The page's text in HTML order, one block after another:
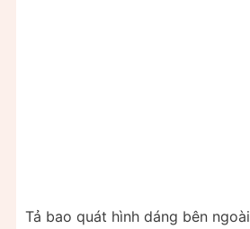
Tả bao quát hình dáng bên ngoài